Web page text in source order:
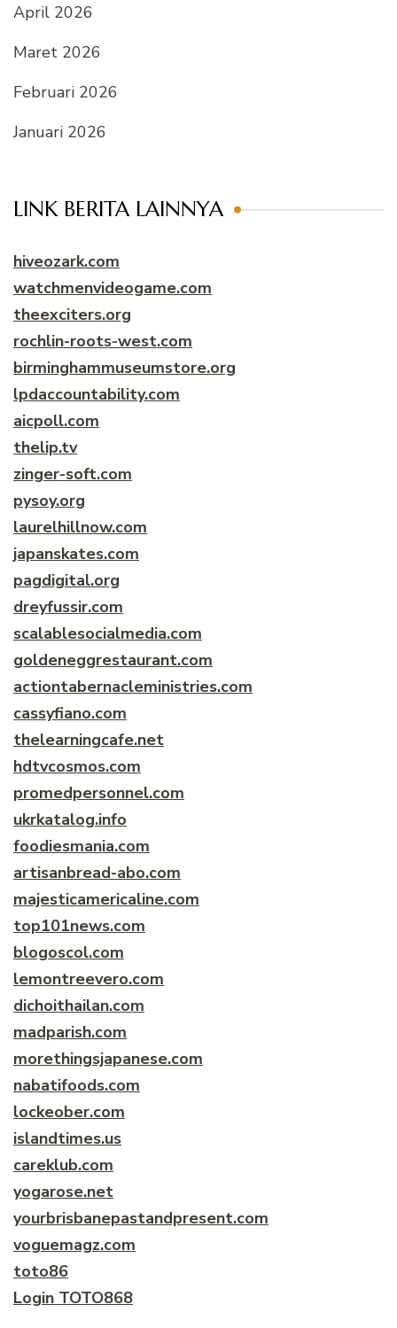
April 2026
Maret 2026
Februari 2026
Januari 2026
LINK BERITA LAINNYA
hiveozark.com
watchmenvideogame.com
theexciters.org
rochlin-roots-west.com
birminghammuseumstore.org
lpdaccountability.com
aicpoll.com
thelip.tv
zinger-soft.com
pysoy.org
laurelhillnow.com
japanskates.com
pagdigital.org
dreyfussir.com
scalablesocialmedia.com
goldeneggrestaurant.com
actiontabernacleministries.com
cassyfiano.com
thelearningcafe.net
hdtvcosmos.com
promedpersonnel.com
ukrkatalog.info
foodiesmania.com
artisanbread-abo.com
majesticamericaline.com
top101news.com
blogoscol.com
lemontreevero.com
dichoithailan.com
madparish.com
morethingsjapanese.com
nabatifoods.com
lockeober.com
islandtimes.us
careklub.com
yogarose.net
yourbrisbanepastandpresent.com
voguemagz.com
toto86
Login TOTO868